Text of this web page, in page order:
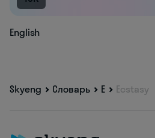
English
Skyeng Словарь E Ecstasy